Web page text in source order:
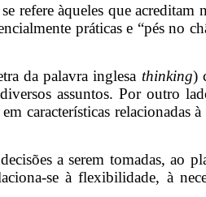
refere àqueles que acreditam
práticas e “pés no
da palavra inglesa thinking)
assuntos. Por outro
características relacionadas
a serem tomadas, ao
se à flexibilidade, à